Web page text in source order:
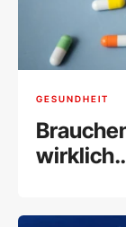
GESUNDHEIT
wirklich